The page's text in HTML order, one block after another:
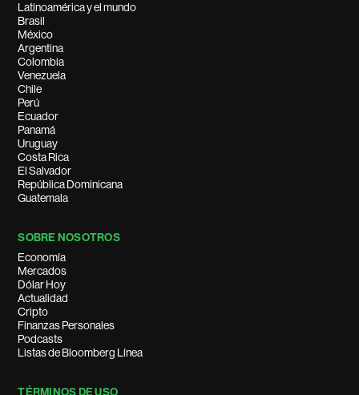
Latinoamérica y el mundo
Brasil
México
Argentina
Colombia
Venezuela
Chile
Perú
Ecuador
Panamá
Uruguay
Costa Rica
El Salvador
República Dominicana
Guatemala
SOBRE NOSOTROS
Economía
Mercados
Dólar Hoy
Actualidad
Cripto
Finanzas Personales
Podcasts
Listas de Bloomberg Línea
TÉRMINOS DE USO